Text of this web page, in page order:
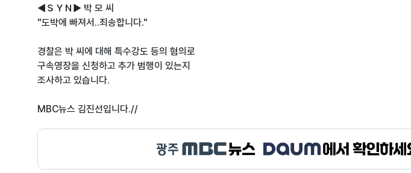
◀ＳＹＮ▶ 박 모 씨
"도박에 빠져서..죄송합니다."
경찰은 박 씨에 대해 특수강도 등의 혐의로
구속영장을 신청하고 추가 범행이 있는지
조사하고 있습니다.
MBC뉴스 김진선입니다.//